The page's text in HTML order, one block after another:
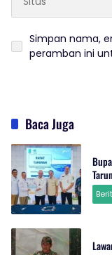
Simpan nama,
peramban ini
Baca Juga